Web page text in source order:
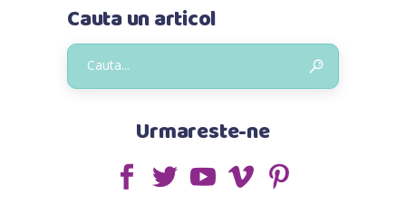
Cauta un articol
Urmareste-ne